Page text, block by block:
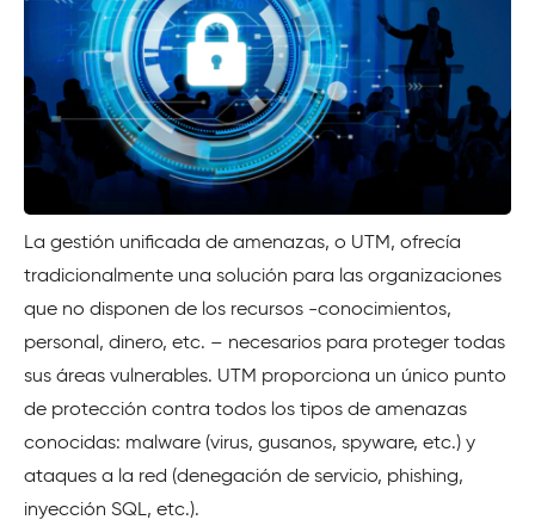
La gestión unificada de amenazas, o UTM, ofrecía
tradicionalmente una solución para las organizaciones
que no disponen de los recursos -conocimientos,
personal, dinero, etc. – necesarios para proteger todas
sus áreas vulnerables. UTM proporciona un único punto
de protección contra todos los tipos de amenazas
conocidas: malware (virus, gusanos, spyware, etc.) y
ataques a la red (denegación de servicio, phishing,
inyección SQL, etc.).